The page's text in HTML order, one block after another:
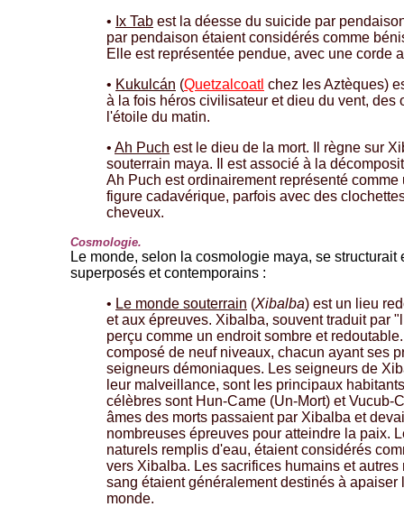
• Ix Tab est la déesse du suicide par
par pendaison étaient considérés comme
Elle est représentée pendue, avec une corde
• Kukulcán (Quetzalcoatl chez les Aztèques)
à la fois héros civilisateur et dieu du vent, des
l'étoile du matin.
• Ah Puch est le dieu de la mort. Il règne sur
souterrain maya. Il est associé à la
Ah Puch est ordinairement représenté
figure cadavérique, parfois avec des
cheveux.
Cosmologie.
Le monde, selon la cosmologie maya, se
superposés et contemporains :
• Le monde souterrain (Xibalba) est un lieu
et aux épreuves. Xibalba, souvent traduit par
perçu comme un endroit sombre et
composé de neuf niveaux, chacun ayant ses
seigneurs démoniaques. Les seigneurs de
leur malveillance, sont les principaux
célèbres sont Hun-Came (Un-Mort) et Vucub-
âmes des morts passaient par Xibalba et
nombreuses épreuves pour atteindre la paix.
naturels remplis d'eau, étaient considérés
vers Xibalba. Les sacrifices humains et
sang étaient généralement destinés à apaiser
monde.